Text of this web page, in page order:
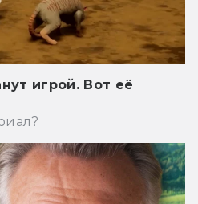
игрой. Вот её